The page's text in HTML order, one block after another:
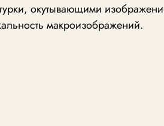
окутывающими
макроизображений.